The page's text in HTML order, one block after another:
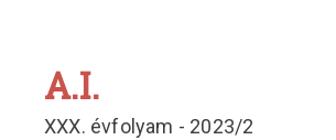
A.I.
XXX. évfolyam - 2023/2